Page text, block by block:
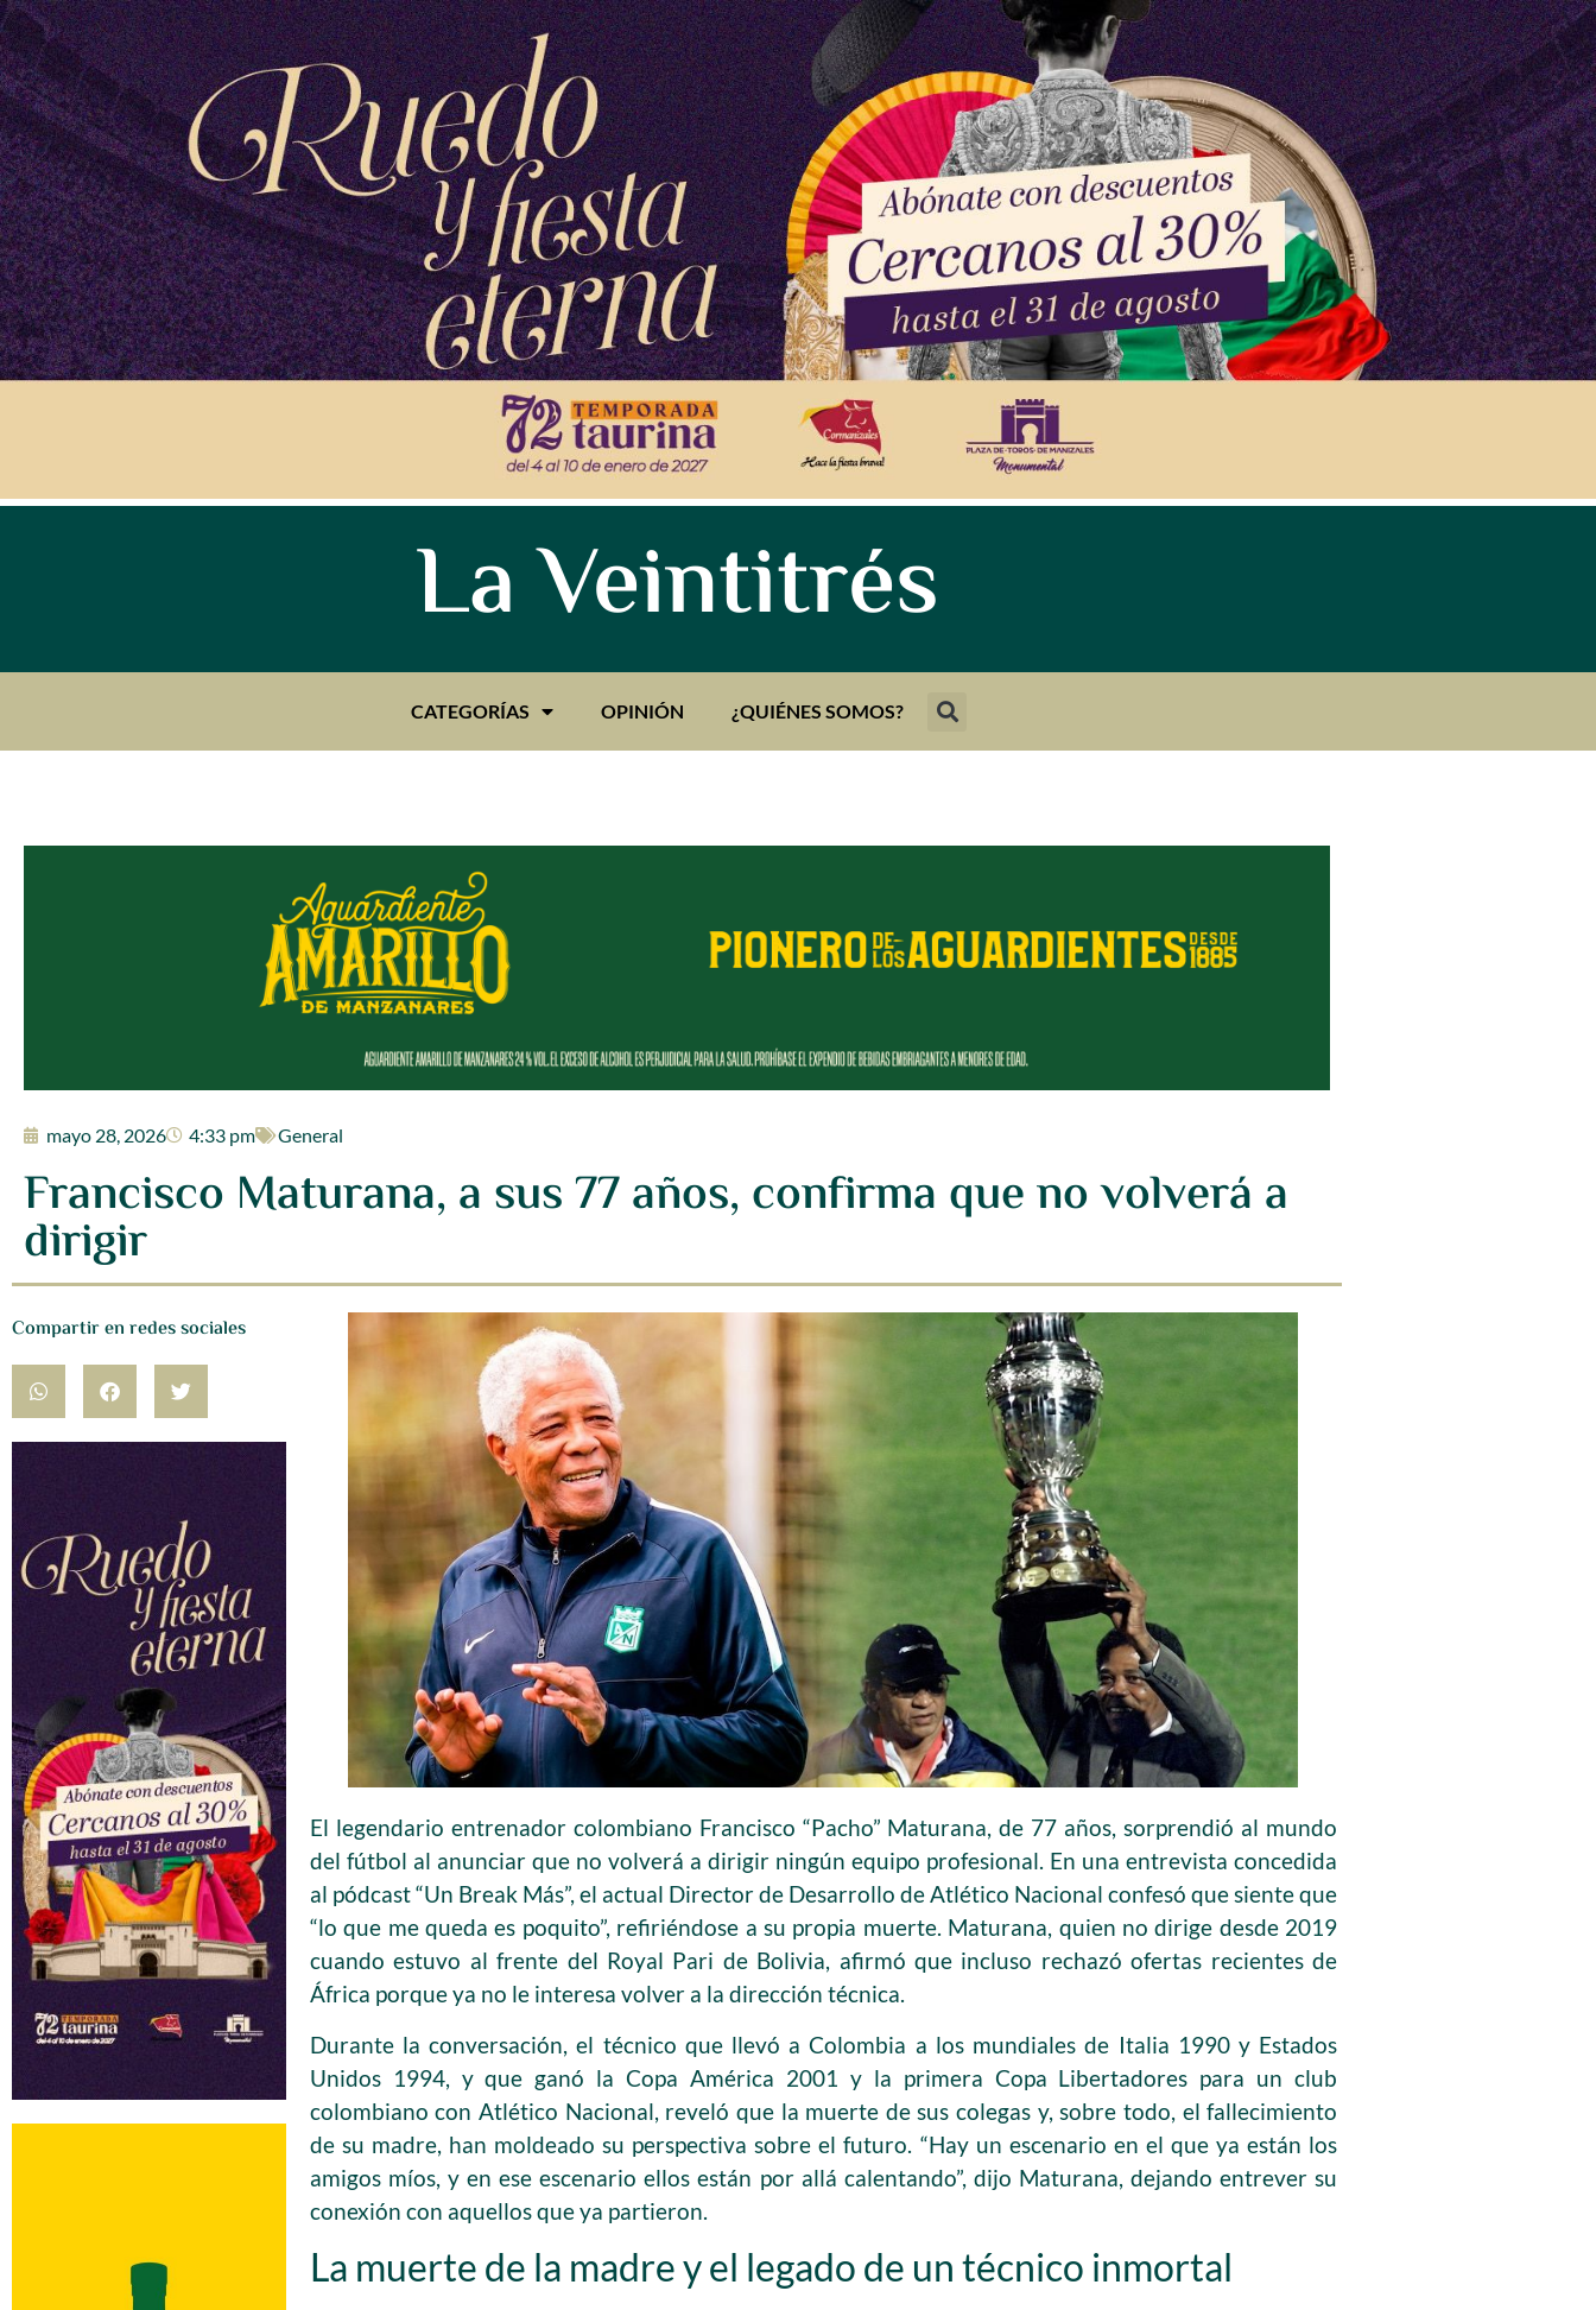
La Veintitrés
CATEGORÍAS OPINIÓN ¿QUIÉNES SOMOS?
mayo 28, 2026 4:33 pm General
Francisco Maturana, a sus 77 años, confirma que no volverá a
dirigir
Compartir en redes sociales
El legendario entrenador colombiano Francisco “Pacho” Maturana, de 77 años, sorprendió al mundo
del fútbol al anunciar que no volverá a dirigir ningún equipo profesional. En una entrevista concedida
al pódcast “Un Break Más”, el actual Director de Desarrollo de Atlético Nacional confesó que siente que
“lo que me queda es poquito”, refiriéndose a su propia muerte. Maturana, quien no dirige desde 2019
cuando estuvo al frente del Royal Pari de Bolivia, afirmó que incluso rechazó ofertas recientes de
África porque ya no le interesa volver a la dirección técnica.
Durante la conversación, el técnico que llevó a Colombia a los mundiales de Italia 1990 y Estados
Unidos 1994, y que ganó la Copa América 2001 y la primera Copa Libertadores para un club
colombiano con Atlético Nacional, reveló que la muerte de sus colegas y, sobre todo, el fallecimiento
de su madre, han moldeado su perspectiva sobre el futuro. “Hay un escenario en el que ya están los
amigos míos, y en ese escenario ellos están por allá calentando”, dijo Maturana, dejando entrever su
conexión con aquellos que ya partieron.
La muerte de la madre y el legado de un técnico inmortal